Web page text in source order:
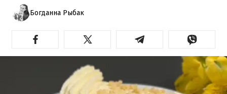
Богданна Рыбак